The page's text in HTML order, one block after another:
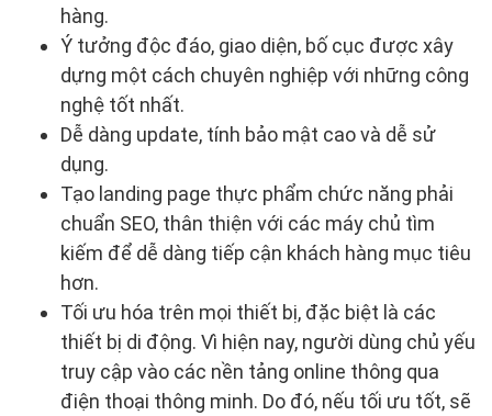
hàng.
Ý tưởng độc đáo, giao diện, bố cục được xây
dựng một cách chuyên nghiệp với những công
nghệ tốt nhất.
Dễ dàng update, tính bảo mật cao và dễ sử
dụng.
Tạo landing page thực phẩm chức năng phải
chuẩn SEO, thân thiện với các máy chủ tìm
kiếm để dễ dàng tiếp cận khách hàng mục tiêu
hơn.
Tối ưu hóa trên mọi thiết bị, đặc biệt là các
thiết bị di động. Vì hiện nay, người dùng chủ yếu
truy cập vào các nền tảng online thông qua
điện thoại thông minh. Do đó, nếu tối ưu tốt, sẽ